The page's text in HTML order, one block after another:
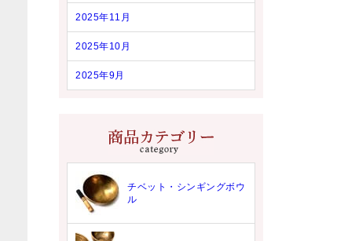
2025年11月
2025年10月
2025年9月
チベット・シンギングボウ
ル